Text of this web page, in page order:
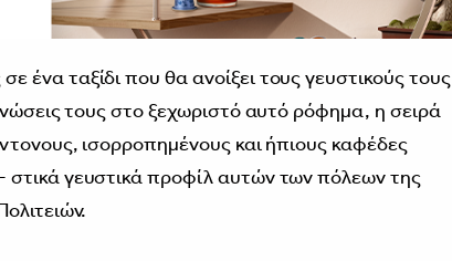
ένα ταξίδι που θα ανοίξει τους γευστικούς τους
τους στο ξεχωριστό αυτό ρόφηµα, η σειρά
ισορροπηµένους και ήπιους καφέδες
γευστικά προφίλ αυτών των πόλεων της